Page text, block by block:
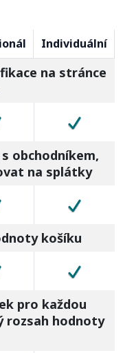
Individuální
na stránce
obchodníkem,
na splátky
košíku
pro každou
rozsah hodnoty